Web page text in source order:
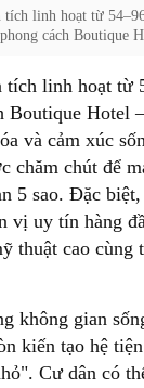
tích linh hoạt từ
phong cách Boutique
tích linh hoạt từ
Boutique Hotel
và cảm xúc
chăm chút để
5 sao. Đặc
vị uy tín hàng
thuật cao cùng
không gian
kiến tạo hệ
Cư dân có